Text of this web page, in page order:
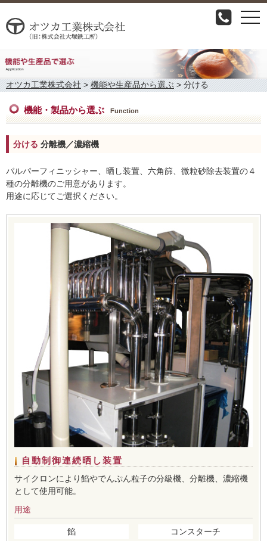
オツカ工業株式会社 > 機能や生産品から選ぶ > 分ける
機能・製品から選ぶ Function
分ける 分離機／濃縮機
パルパーフィニッシャー、晒し装置、六角篩、微粒砂除去装置の４
種の分離機のご用意があります。
用途に応じてご選択ください。
自動制御連続晒し装置
サイクロンにより餡やでんぷん粒子の分級機、分離機、濃縮機
として使用可能。
用途
餡
コンスターチ